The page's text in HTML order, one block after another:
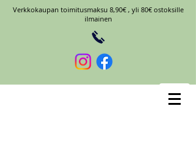
Verkkokaupan toimitusmaksu 8,90€ , yli 80€ ostoksille
ilmainen